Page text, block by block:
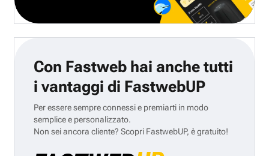
Con Fastweb hai anche tutti
i vantaggi di FastwebUP
Per essere sempre connessi e premiarti in modo
semplice e personalizzato.
Non sei ancora cliente? Scopri FastwebUP, è gratuito!